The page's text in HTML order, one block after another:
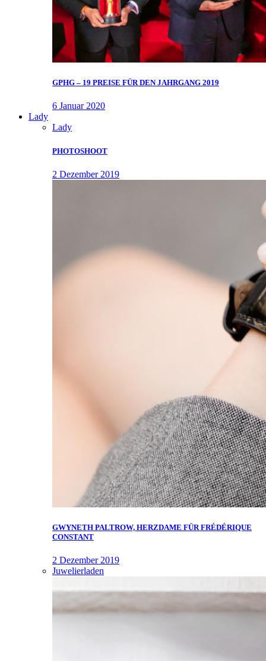
GPHG – 19 PREISE FÜR DEN JAHRGANG 2019
6 Januar 2020
Lady
Lady
PHOTOSHOOT
2 Dezember 2019
GWYNETH PALTROW, HERZDAME FÜR FRÉDÉRIQUE
CONSTANT
2 Dezember 2019
Juwelierladen